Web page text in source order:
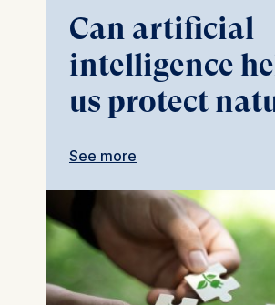
Can artificial
intelligence
us protect
See more